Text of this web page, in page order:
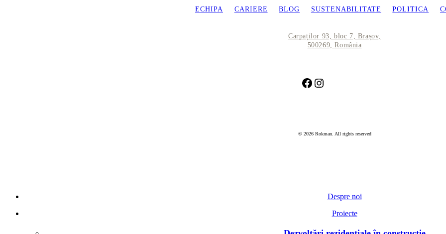
ECHIPA CARIERE BLOG SUSTENABILITATE POLITICA
Carpaților 93, bloc 7, Brașov,
500269, România
Facebook Instagram
© 2026 Rokman. All rights reserved
Despre noi
Proiecte